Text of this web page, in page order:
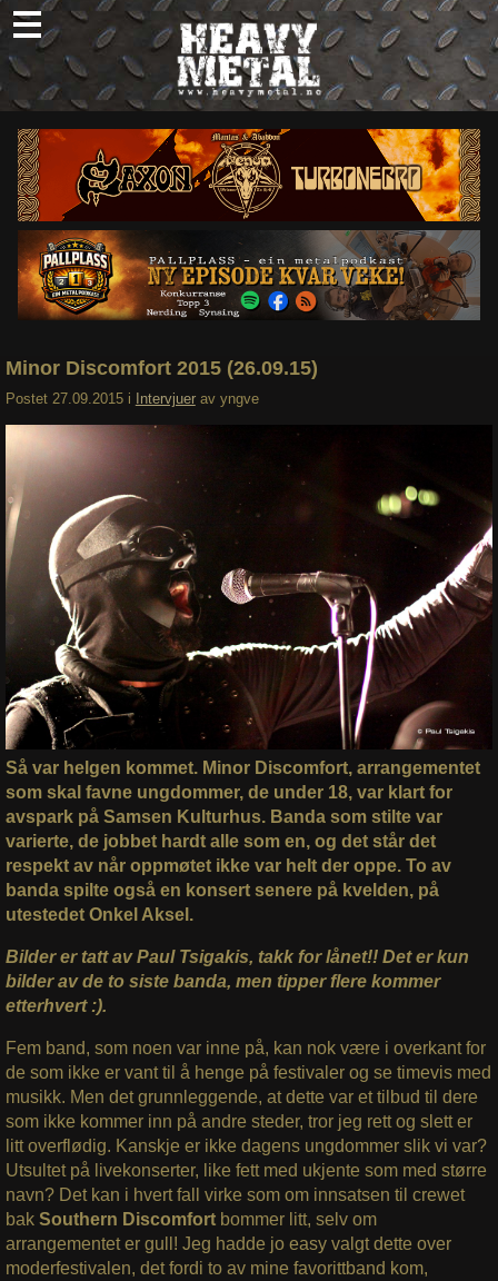
Skip
to
content
Nyheter
Omtaler
Intervjuer
Om oss
Abonner
Søk
Minor Discomfort 2015 (26.09.15)
Postet 27.09.2015 i Intervjuer av yngve
Så var helgen kommet. Minor Discomfort, arrangementet
som skal favne ungdommer, de under 18, var klart for
avspark på Samsen Kulturhus. Banda som stilte var
varierte, de jobbet hardt alle som en, og det står det
respekt av når oppmøtet ikke var helt der oppe. To av
banda spilte også en konsert senere på kvelden, på
utestedet Onkel Aksel.
Bilder er tatt av Paul Tsigakis, takk for lånet!! Det er kun
bilder av de to siste banda, men tipper flere kommer
etterhvert :).
Fem band, som noen var inne på, kan nok være i overkant for
de som ikke er vant til å henge på festivaler og se timevis med
musikk. Men det grunnleggende, at dette var et tilbud til dere
som ikke kommer inn på andre steder, tror jeg rett og slett er
litt overflødig. Kanskje er ikke dagens ungdommer slik vi var?
Utsultet på livekonserter, like fett med ukjente som med større
navn? Det kan i hvert fall virke som om innsatsen til crewet
bak Southern Discomfort bommer litt, selv om
arrangementet er gull! Jeg hadde jo easy valgt dette over
moderfestivalen, det fordi to av mine favorittband kom,